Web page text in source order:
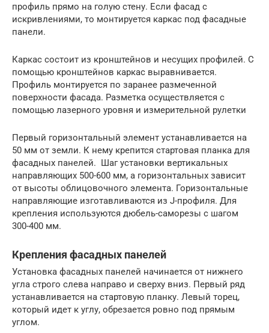
профиль прямо на голую стену. Если фасад с
искривлениями, то монтируется каркас под фасадные
панели.
Каркас состоит из кронштейнов и несущих профилей. С
помощью кронштейнов каркас выравнивается.
Профиль монтируется по заранее размеченной
поверхности фасада. Разметка осуществляется с
помощью лазерного уровня и измерительной рулетки
Первый горизонтальный элемент устанавливается на
50 мм от земли. К нему крепится стартовая планка для
фасадных панелей. Шаг установки вертикальных
направляющих 500-600 мм, а горизонтальных зависит
от высоты облицовочного элемента. Горизонтальные
направляющие изготавливаются из J-профиля. Для
крепления используются дюбель-саморезы с шагом
300-400 мм.
Крепления фасадных панелей
Установка фасадных панелей начинается от нижнего
угла строго слева направо и сверху вниз. Первый ряд
устанавливается на стартовую планку. Левый торец,
который идет к углу, обрезается ровно под прямым
углом.